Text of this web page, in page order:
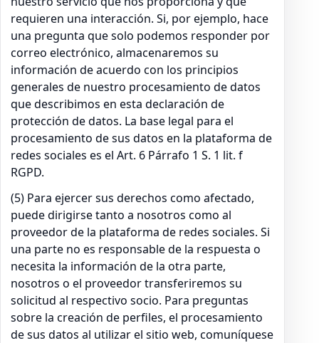
requieren una interacción. Si, por ejemplo, hace
una pregunta que solo podemos responder por
correo electrónico, almacenaremos su
información de acuerdo con los principios
generales de nuestro procesamiento de datos
que describimos en esta declaración de
protección de datos. La base legal para el
procesamiento de sus datos en la plataforma de
redes sociales es el Art. 6 Párrafo 1 S. 1 lit. f
RGPD.
(5) Para ejercer sus derechos como afectado,
puede dirigirse tanto a nosotros como al
proveedor de la plataforma de redes sociales. Si
una parte no es responsable de la respuesta o
necesita la información de la otra parte,
nosotros o el proveedor transferiremos su
solicitud al respectivo socio. Para preguntas
sobre la creación de perfiles, el procesamiento
de sus datos al utilizar el sitio web, comuníquese